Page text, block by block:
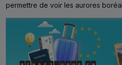
permettre de voir les aurores